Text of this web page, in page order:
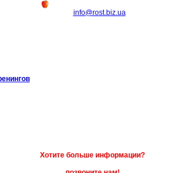
info@rost.biz.ua
Хотите больше информации?